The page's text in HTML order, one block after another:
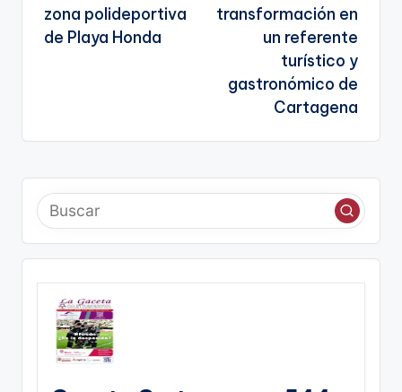
zona polideportiva
de Playa Honda
transformación en
un referente
turístico y
gastronómico de
Cartagena